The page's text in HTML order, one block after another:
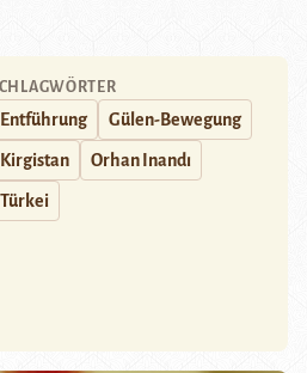
Entführung Gülen-Bewegung
Kirgistan Orhan Inandı
Türkei